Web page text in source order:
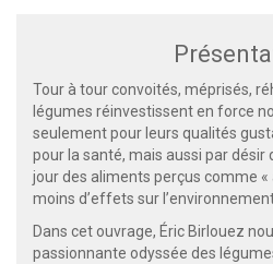
Tour à tour convoités, méprisés,
légumes réinvestissent en force
seulement pour leurs qualités
pour la santé, mais aussi par
jour des aliments perçus comme
moins d’effets sur
Dans cet ouvrage, Éric Birlouez
passionnante odyssée des